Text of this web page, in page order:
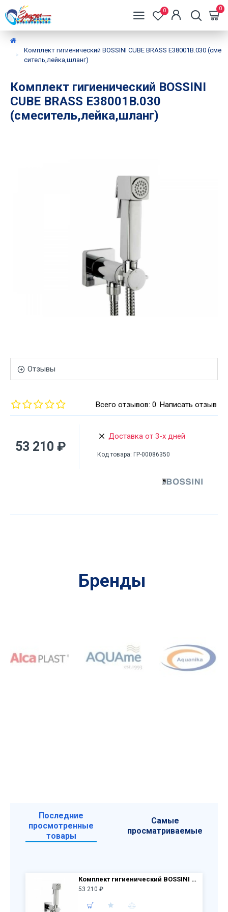
0 0
Комплект гигиенический BOSSINI CUBE BRASS E38001B.030 (сме
ситель,лейка,шланг)
Комплект гигиенический BOSSINI
CUBE BRASS E38001B.030
(смеситель,лейка,шланг)
Отзывы
Всего отзывов: 0 Написать отзыв
53 210 ₽
Доставка от 3-х дней
Код товара: ГР-00086350
Бренды
Последние
просмотренные
товары
Самые
просматриваемые
Комплект гигиенический BOSSINI CUBE BRASS E38001B.030 (смеситель,лейка,шланг)
53 210 ₽